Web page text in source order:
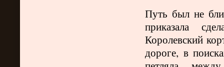
Путь был не
приказала
Королевский
дороге, в